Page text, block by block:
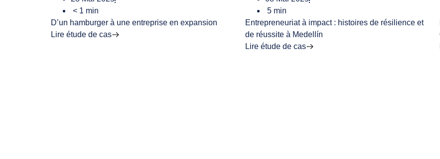
< 1 min
D’un hamburger à une entreprise en expansion
Lire étude de cas
5 min
Entrepreneuriat à impact : histoires de résilience et
de réussite à Medellín
Lire étude de cas